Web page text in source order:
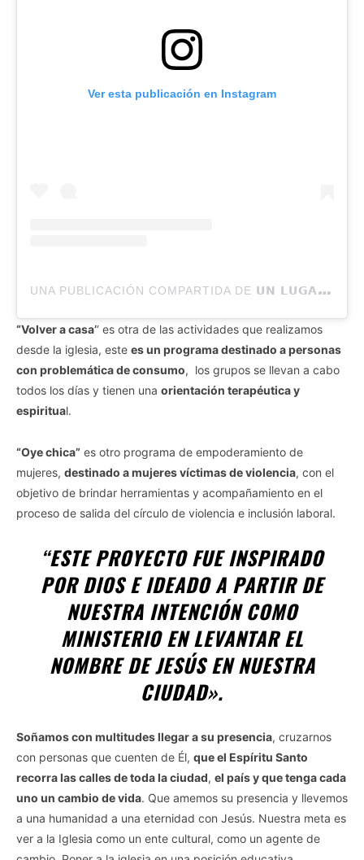
Ver esta publicación en Instagram
U
NA PUBLICACIÓN COMPARTIDA DE 𝗨𝗡 𝗟𝗨𝗚𝗔𝗥 𝗗𝗘 𝗘𝗡𝗧𝗥𝗘𝗡𝗔𝗠𝗜𝗘𝗡𝗧𝗢 (@PALESTRA.ONG)
“Volver a casa’‘ es otra de las actividades que realizamos
desde la iglesia, este es un programa destinado a personas
con problemática de consumo, los grupos se llevan a cabo
todos los días y tienen una orientación terapéutica y
espiritual.
“Oye chica” es otro programa de empoderamiento de
mujeres, destinado a mujeres víctimas de violencia, con el
objetivo de brindar herramientas y acompañamiento en el
proceso de salida del círculo de violencia e inclusión laboral.
“ESTE PROYECTO FUE INSPIRADO
POR DIOS E IDEADO A PARTIR DE
NUESTRA INTENCIÓN COMO
MINISTERIO EN LEVANTAR EL
NOMBRE DE JESÚS EN NUESTRA
CIUDAD».
Soñamos con multitudes llegar a su presencia, cruzarnos
con personas que cuenten de Él, que el Espíritu Santo
recorra las calles de toda la ciudad, el país y que tenga cada
uno un cambio de vida. Que amemos su presencia y llevemos
a una humanidad a una eternidad con Jesús. Nuestra meta es
ver a la Iglesia como un ente cultural, como un agente de